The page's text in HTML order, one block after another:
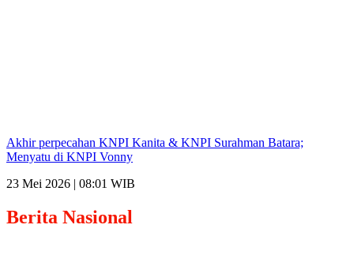
Akhir perpecahan KNPI Kanita & KNPI Surahman Batara;
Menyatu di KNPI Vonny
23 Mei 2026 | 08:01 WIB
Berita Nasional